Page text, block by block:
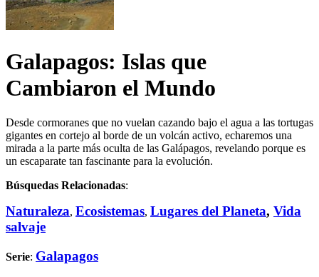
Galapagos: Islas que
Cambiaron el Mundo
Desde cormoranes que no vuelan cazando bajo el agua a las tortugas
gigantes en cortejo al borde de un volcán activo, echaremos una
mirada a la parte más oculta de las Galápagos, revelando porque es
un escaparate tan fascinante para la evolución.
Búsquedas Relacionadas:
Naturaleza, Ecosistemas, Lugares del Planeta, Vida
salvaje
Serie: Galapagos